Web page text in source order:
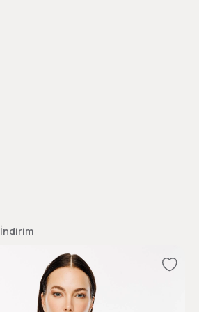
İndirim